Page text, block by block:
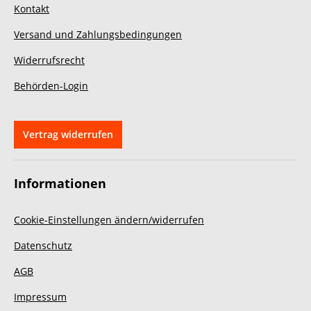
Service!
Kontakt
Versand und Zahlungsbedingungen
Widerrufsrecht
Behörden-Login
Vertrag widerrufen
Informationen
Cookie-Einstellungen ändern/widerrufen
Datenschutz
AGB
Impressum